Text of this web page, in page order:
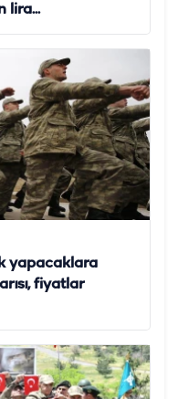
lira...
yapacaklara
fiyatlar